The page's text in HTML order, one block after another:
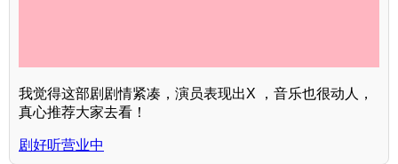
我觉得这部剧剧情紧凑，演员表现出X ，音乐也很动人，
真心推荐大家去看！
剧好听营业中